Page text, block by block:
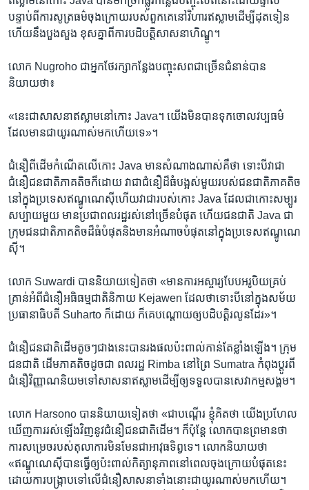
បន្ទាប់​ពី​ការ​សូត្រ​ធម៌ចុងក្រោយ​របស់​ពួកគេ​នៅ​វិហារ​ឥស្លាម​ដើម្បី​ដុត​ទៀន​
ហើយ​នឹង​បួងសួង ​ខុសគ្នា​ពី​ការ​បដិបត្តិ​សាសនា​ហិណ្ឌូ។
​លោក ​Nugroho ​ជា​អ្នក​ថែរក្សា​កន្លែង​បញ្ចុះ​សព​ជា​ច្រើន​ជំនាន់​បាន​
និយាយថា៖
«នេះ​ជាសាសនា​ឥស្លាម​នៅ​កោះ Java។​ យើង​មិន​បាន​ទុក​ចោល​វប្បធម៌​
ដែល​មាន​ជាយូរណាស់​មក​ហើយ‍​ទេ»។
ជំនឿ​ពីដើម​កំណើត​លើកោះ​ Java ​មាន​សំណាង​ណាស់​គឺថា ​ទោះ​បី​វា​ជា​
ជំនឿ​ជន​ជាតិ​ភាគ​តិច​ក៏ដោយ ​វា​ជា​ជំនឿដ៏​ធំបង្អស់​មួយ​របស់ជន​ជាតិ​ភាគ​តិច​
នៅ​ក្នុង​ប្រទេស​ឥណ្ឌូណេស៊ីហើយ​វា​ជា​របស់​កោះ​ Java ​ដែល​ជា​កោះ​សម្បូរ​
សប្បាយ​មួយ​ មាន​ប្រជាពលរដ្ឋ​រស់​នៅ​ច្រើន​បំផុត ​ហើយ​ជន​ជាតិ Java ​ជា
ក្រុម​ជន​ជាតិ​ភាគ​តិច​ដ៏ធំ​បំផុត​និង​មាន​អំណាច​បំផុត​នៅ​ក្នុង​ប្រទេស​ឥណ្ឌូណេ
ស៊ី។
​លោក Suwardi ​បាន​និយាយ​ទៀត​ថា «មាន​ការ​អស្ចារ្យ​បែប​អរូបិយ​គ្រប់​
គ្រាន់​អំពី​ជំនឿ​អធិធម្មជាតិ​និកាយ ​Kejawen ​ដែលថា​ទោះ​បី​នៅ​ក្នុង​សម័យ​
ប្រធានា​ធិបតី ​Suharto ​ក៏ដោយ ​ក៏គេ​បណ្តោយ​ឲ្យបដិបត្តិ​រលូនដែរ»។
​ជំនឿ​ជនជាតិ​ដើម​តូចៗ​ជាងនេះ​បាន​រងផល​ប៉ះពាល់​កាន់​តែ​ខ្លាំង​ឡើង។ ​ក្រុម​
ជនជាតិ ដើមភាគ​តិចដូច​ជា​ ពលរដ្ឋ​ Rimba ​នៅ​ព្រៃ ​Sumatra ​កំពុង​ប្តូរ​ពី​
ជំនឿ​វិញ្ញាណ​និយម​ទៅសាសនា​ឥស្លាម​ដើម្បី​ឲ្យ​ទទួល​បាន​សេវាកម្ម​សង្គម។
​លោក ​Harsono ​បាន​និយាយ​ទៀត​ថា «ជា​បណ្តើរ ​ខ្ញុំ​គិតថា​ យើង​ប្រហែល​
ឃើញ​ការ​រស់ឡើង​វិញ​នូវ​ជំនឿ​ជន​ជាតិ​ដើម។ ​ក៏ប៉ុន្តែ ​លោក​បាន​ព្រមាន​ថា ​
ការ​សម្រេច​របស់​តុលាការ​មិនមែន​ជា​អាវុធ​ទិព្វ​ទេ។​ លោក​និយាយថា​
«ឥណ្ឌូណេស៊ី​បាន​ធ្វើ​ឲ្យ​ប៉ះពាល់​កិត្យា​នុភាព​នៅពេល​ចុងក្រោយ​បំផុត​នេះ​
ដោយការ​បង្ក្រាប​ទៅលើ​ជំនឿ​សាសនា​ទាំង​នោះ​ជា​យូរ​ណាស់​មក​ហើយ។​